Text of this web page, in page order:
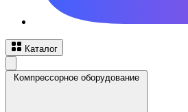
Каталог
Компрессорное оборудование